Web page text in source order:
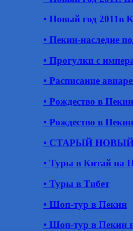
• Новый год 2011в
• Пекин-наследие
• Прогулки с
• Расписание
• Рождество в
• Рождество в
• СТАРЫЙ
• Туры в Китай на
• Туры в Тибет
• Шоп-тур в Пекин
• Шоп-тур в Пекин